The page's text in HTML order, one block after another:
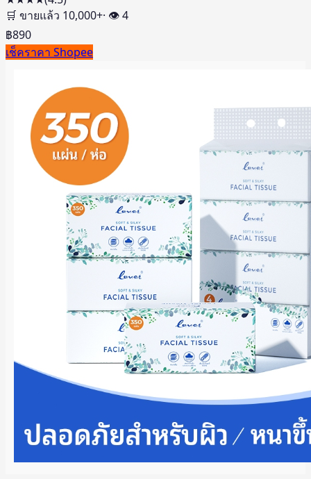
🛒 ขายแล้ว 10,000+· 👁4
฿890
เช็คราคา Shopee